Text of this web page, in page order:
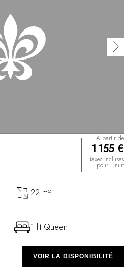
À partir de
1 155 €
Taxes incluses
pour 1 nuit
22 m²
1 lit Queen
VOIR LA DISPONIBILITÉ